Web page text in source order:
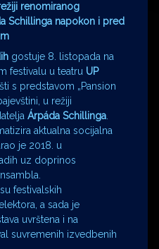
renomiranog
Schillinga napokon i pred
gostuje 8. listopada na
festivalu u teatru UP
s predstavom „Pansion
u režiji
Árpáda Schillinga
aktualna socijalna
je 2018. u
uz doprinos
festivalskih
a sada je
uvrštena i na
suvremenih izvedbenih